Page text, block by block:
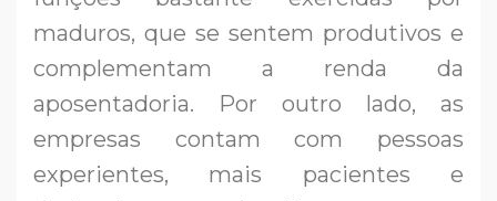
maduros, que se sentem produtivos e
complementam a renda da
aposentadoria. Por outro lado, as
empresas contam com pessoas
experientes, mais pacientes e